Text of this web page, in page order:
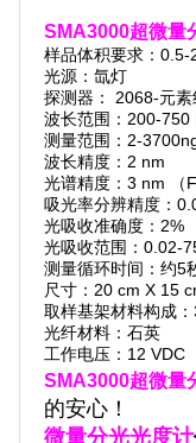
SMA3000超微量
样品体积要求：0.5-
光源：氙灯
探测器： 2068-元
波长范围：200-750
测量范围：2-
波长精度：2 nm
光谱精度：3 nm （
吸光率分辨精度：
光吸收准确度：2%
光吸收范围：0.02-
测量循环时间：约5
尺寸：20 cm X 15
取样基架材料构成
光纤材料：石英
工作电压：12 VDC
SMA3000超微量
的安心！
微量分光光度计